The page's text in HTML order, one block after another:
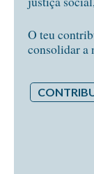
O teu
consolidar a